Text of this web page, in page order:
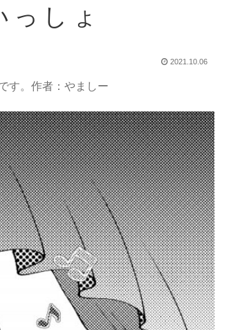
しょ
2021.10.06
す。作者：やましー